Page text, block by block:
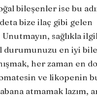
bileşenler ise bu
bize ilaç gibi gelen
sağlıkla
durumunuzu en iyi
her zaman en
ve likopenin
atmamak lazım,